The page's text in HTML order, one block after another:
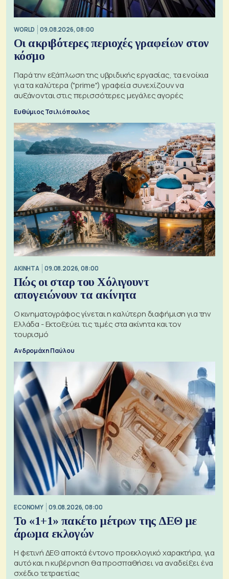
WORLD 09.08.2026, 08:00
Οι ακριβότερες περιοχές γραφείων στον
κόσμο
Παρά την εξάπλωση της υβριδικής εργασίας, τα ενοίκια
για τα καλύτερα ("prime") γραφεία συνεχίζουν να
αυξάνονται στις περισσότερες μεγάλες αγορές
Ευθύμιος Τσιλιόπουλος
ΑΚΙΝΗΤΑ 09.08.2026, 08:00
Πώς οι σταρ του Χόλιγουντ
απογειώνουν τα ακίνητα
Ο κινηματογράφος γίνεται η καλύτερη διαφήμιση για την
Ελλάδα - Εκτοξεύει τις τιμές στα ακίνητα και τον
τουρισμό
Ανδρομάχη Παύλου
ECONOMY 09.08.2026, 08:00
Το «1+1» πακέτο μέτρων της ΔΕΘ με
άρωμα εκλογών
Η φετινή ΔΕΘ αποκτά έντονο προεκλογικό χαρακτήρα, για
αυτό και η κυβέρνηση θα προσπαθήσει να αναδείξει ένα
σχέδιο τετραετίας